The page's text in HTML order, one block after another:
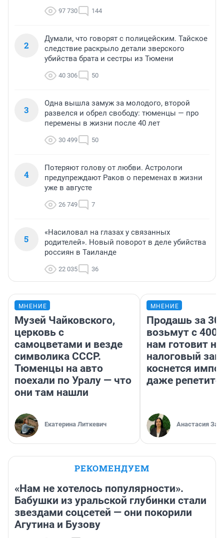
97 730 144
2
Думали, что говорят с полицейским. Тайское
следствие раскрыло детали зверского
убийства брата и сестры из Тюмени
40 306 50
3
Одна вышла замуж за молодого, второй
развелся и обрел свободу: тюменцы — про
перемены в жизни после 40 лет
30 499 50
4
Потеряют голову от любви. Астрологи
предупреждают Раков о переменах в жизни
уже в августе
26 749 7
5
«Насиловал на глазах у связанных
родителей». Новый поворот в деле убийства
россиян в Таиланде
22 035 36
МНЕНИЕ
Музей Чайковского,
церковь с
самоцветами и везде
символика СССР.
Тюменцы на авто
поехали по Уралу — что
они там нашли
Екатерина Литкевич
МНЕНИЕ
Продашь за
возьмут с
нам готовит
налоговый
коснется
даже
Анастасия
РЕКОМЕНДУЕМ
«Нам не хотелось популярности».
Бабушки из уральской глубинки стали
звездами соцсетей — они покорили
Агутина и Бузову